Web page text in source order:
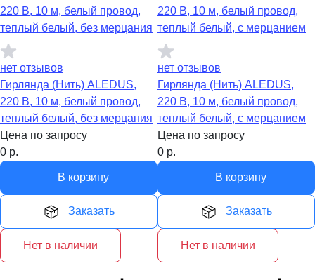
нет отзывов
Гирлянда (Нить) ALEDUS,
220 В, 10 м, белый провод,
теплый белый, без мерцания
Цена по запросу
0 р.
В корзину
Заказать
Нет в наличии
нет отзывов
Гирлянда (Нить) ALEDUS,
220 В, 10 м, белый провод,
теплый белый, с мерцанием
Цена по запросу
0 р.
В корзину
Заказать
Нет в наличии